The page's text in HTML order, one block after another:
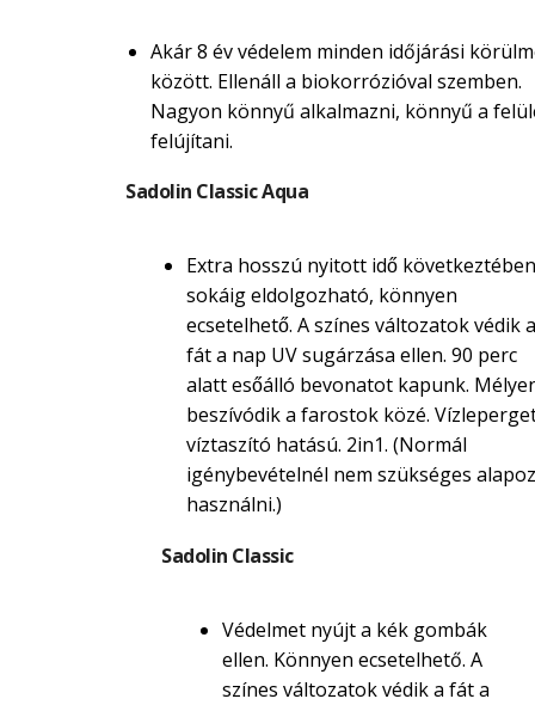
Akár 8 év védelem minden időjárási
között. Ellenáll a biokorrózióval szemben.
Nagyon könnyű alkalmazni, könnyű a
felújítani.
Sadolin Classic Aqua
Extra hosszú nyitott idő következtében
sokáig eldolgozható, könnyen
ecsetelhető. A színes változatok védik a
fát a nap UV sugárzása ellen. 90 perc
alatt esőálló bevonatot kapunk.
beszívódik a farostok közé.
víztaszító hatású. 2in1. (Normál
igénybevételnél nem szükséges
használni.)
Sadolin Classic
Védelmet nyújt a kék gombák
ellen. Könnyen ecsetelhető. A
színes változatok védik a fát a